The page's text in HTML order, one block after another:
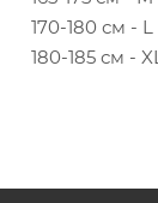
170-180 см -
180-185 см -